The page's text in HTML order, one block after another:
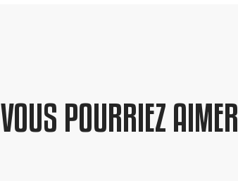
VOUS POURRIEZ AIMER